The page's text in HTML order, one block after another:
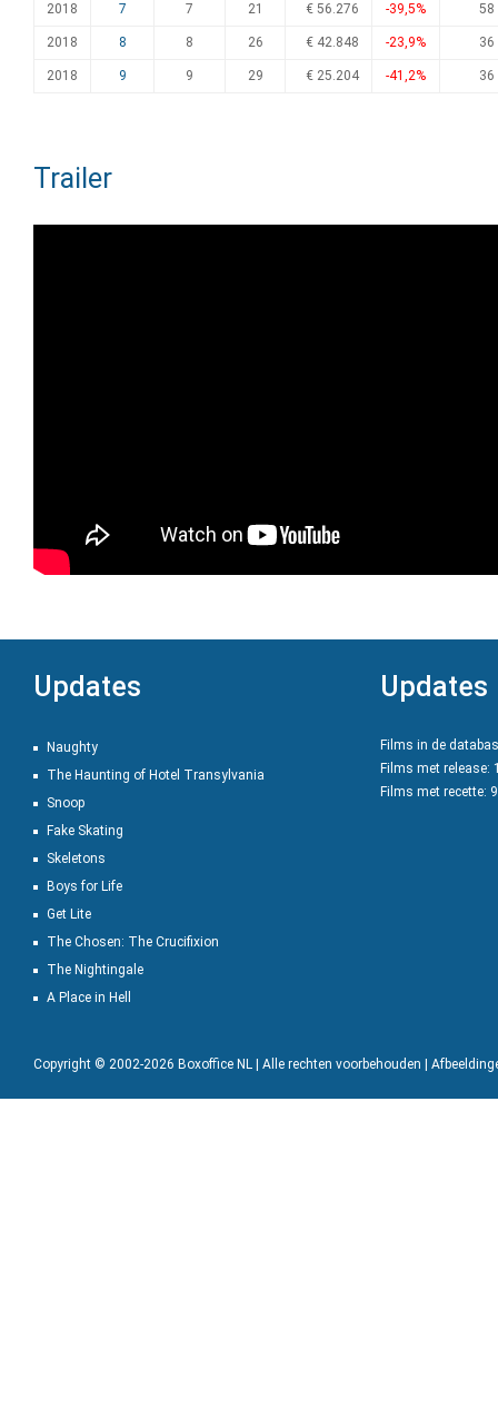
2018 7 7 21 € 56.276 -39,5% 58
2018 8 8 26 € 42.848 -23,9% 36
2018 9 9 29 € 25.204 -41,2% 36
Trailer
Updates
Naughty
The Haunting of Hotel Transylvania
Snoop
Fake Skating
Skeletons
Boys for Life
Get Lite
The Chosen: The Crucifixion
The Nightingale
A Place in Hell
Updates
Films in de
Films met release:
Films met recette:
Copyright © 2002-2026 Boxoffice NL | Alle rechten voorbehouden |